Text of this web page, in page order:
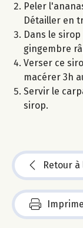
Peler
Détailler en
Dans le
gingembre
Verser ce
macérer 3h
Servir le
sirop.
Retour